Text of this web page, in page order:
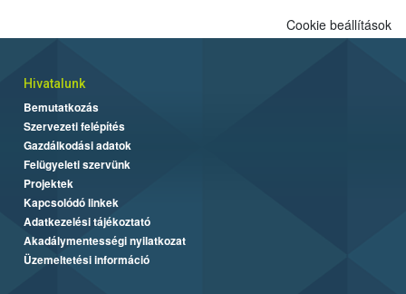
Cookie beállítások
Hivatalunk
Bemutatkozás
Szervezeti felépítés
Gazdálkodási adatok
Felügyeleti szervünk
Projektek
Kapcsolódó linkek
Adatkezelési tájékoztató
Akadálymentességi nyilatkozat
Üzemeltetési információ